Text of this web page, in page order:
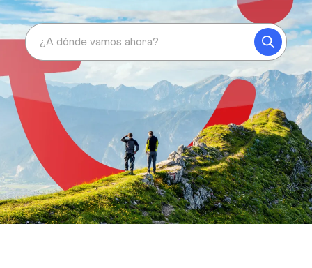
¿A dónde vamos ahora?